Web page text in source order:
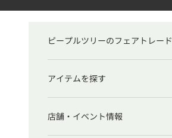
ピープルツリーのフェアトレード
アイテムを探す
店舗・イベント情報